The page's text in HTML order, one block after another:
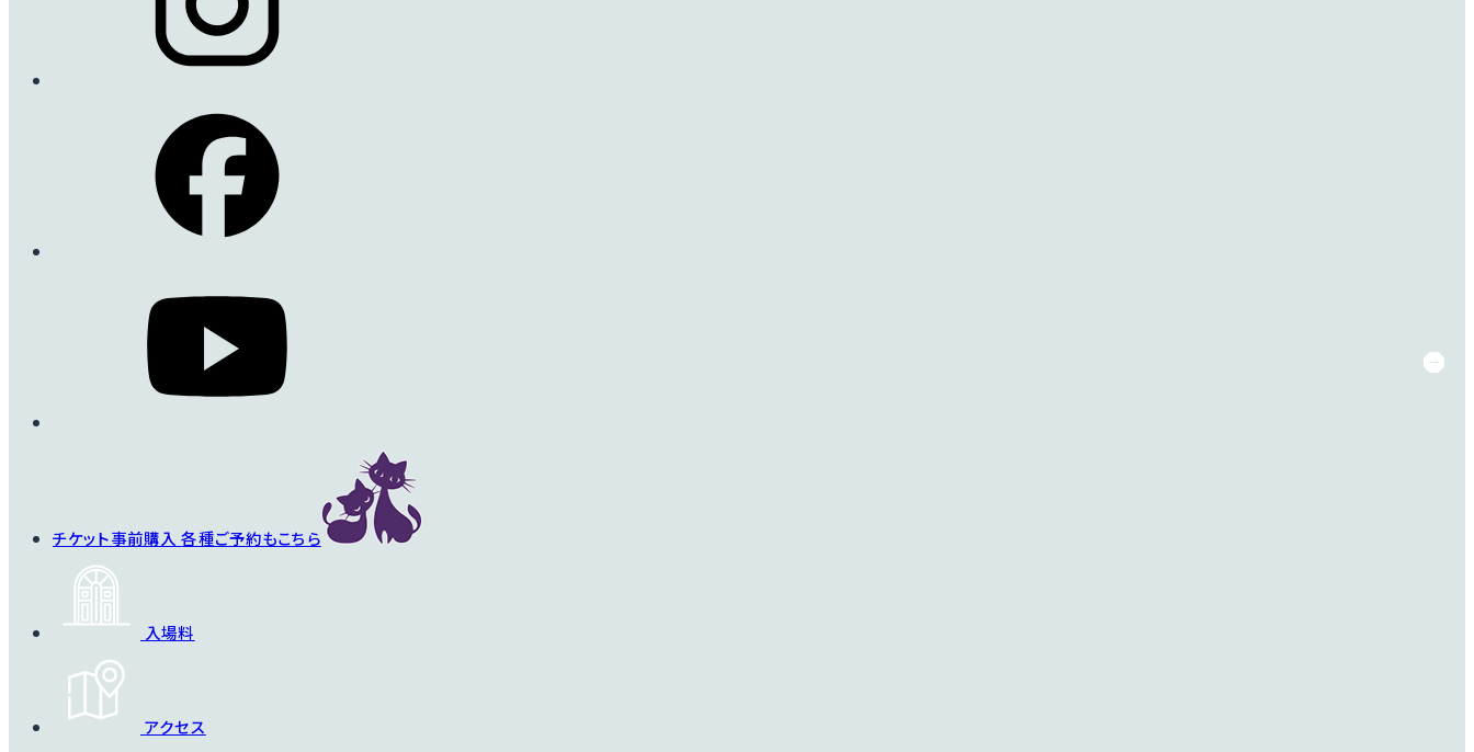
チケット事前購入各種ご予約もこちら
入場料
アクセス